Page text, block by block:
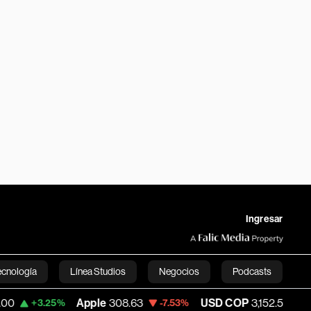
Ingresar
Línea Studios Negocios Podcasts
English
Apple 308.63 -7.53% USD COP 3,152.58 +1.15% Tesla